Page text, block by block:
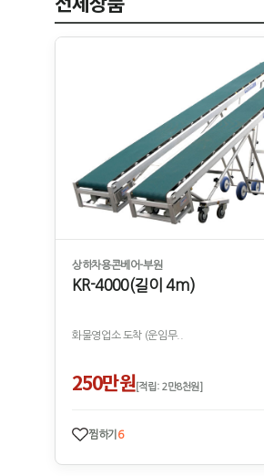
상하차용콘베어-부원
KR-4000(길이 4m)
화물영업소 도착 (운임무..
250만원[적립: 2만8천원]
찜하기 6